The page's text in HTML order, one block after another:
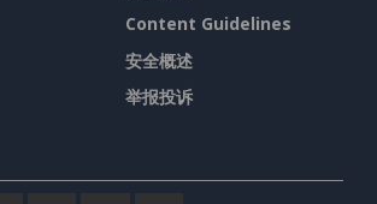
Content Guidelines
安全概述
举报投诉